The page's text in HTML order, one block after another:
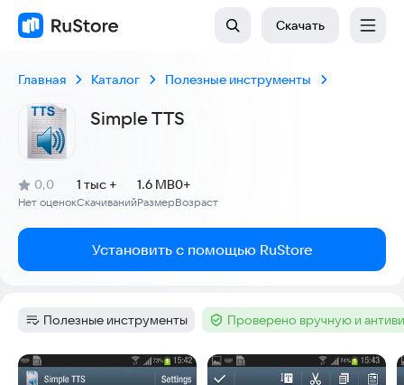
Скачать
Главная Каталог Полезные инструменты
Simple TTS
Рейтинг:
0,0
(
Нет оценок
)
Скачиваний
1 тыс +
Размер
1.6 MB
Возраст
0+
Установить с помощью RuStore
Категория:
Полезные инструменты Тег :Проверено вручную и
Скриншоты